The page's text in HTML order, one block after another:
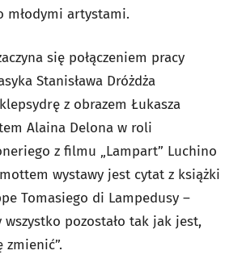
młodymi artystami.
się połączeniem pracy
Stanisława Dróżdża
z obrazem Łukasza
Alaina Delona w roli
z filmu „Lampart” Luchino
wystawy jest cytat z książki
Tomasiego di Lampedusy –
wszystko pozostało tak jak jest,
zmienić”.